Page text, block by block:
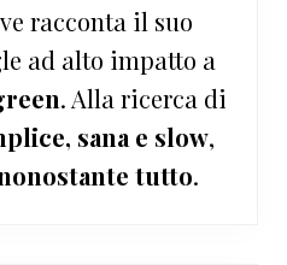
racconta il suo
ad alto impatto a
. Alla ricerca di
sana e slow,
tutto.